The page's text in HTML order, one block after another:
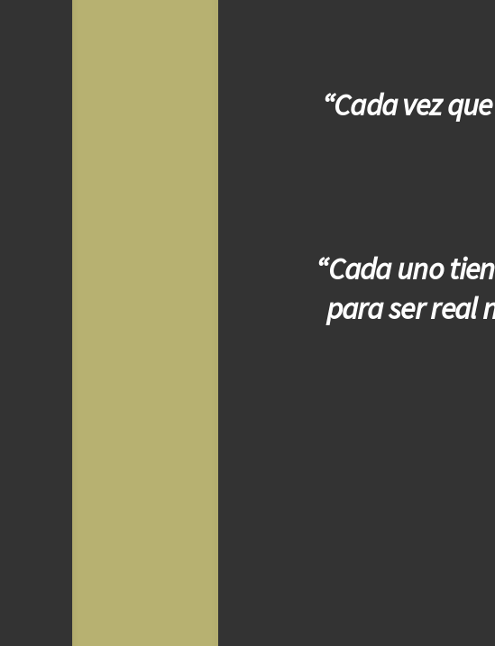
“Cada vez
“Cada uno
para ser real